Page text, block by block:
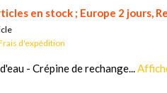
en stock ; Europe 2 jours,
d'expédition
- Crépine de rechange...